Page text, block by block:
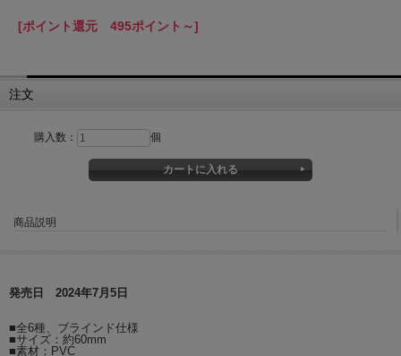
[ポイント還元 495ポイント～]
注文
購入数： 個
商品説明
発売日 2024年7月5日
■全6種、ブラインド仕様
■サイズ：約60mm
■素材：PVC